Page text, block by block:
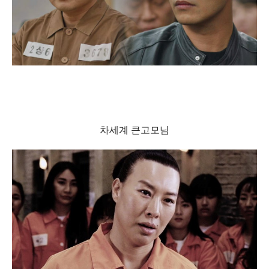
차세계 큰고모님